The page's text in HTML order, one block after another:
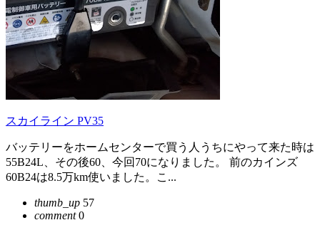
スカイライン PV35
バッテリーをホームセンターで買う人うちにやって来た時は
55B24L、その後60、今回70になりました。 前のカインズ
60B24は8.5万km使いました。こ...
thumb_up 57
comment0